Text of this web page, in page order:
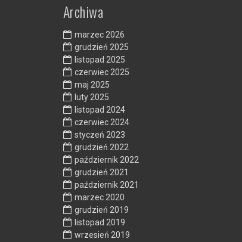
Archiwa
marzec 2026
grudzień 2025
listopad 2025
czerwiec 2025
maj 2025
luty 2025
listopad 2024
czerwiec 2024
styczeń 2023
grudzień 2022
październik 2022
grudzień 2021
październik 2021
marzec 2020
grudzień 2019
listopad 2019
wrzesień 2019